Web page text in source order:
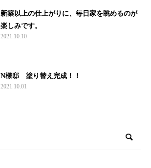
新築以上の仕上がりに、毎日家を眺めるのが
楽しみです。
2021.10.10
N様邸 塗り替え完成！！
2021.10.01